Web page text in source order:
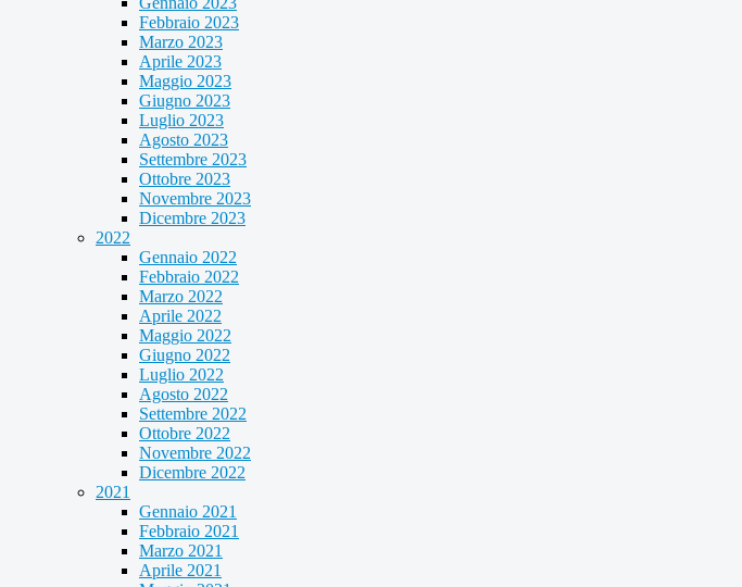
Febbraio 2023
Marzo 2023
Aprile 2023
Maggio 2023
Giugno 2023
Luglio 2023
Agosto 2023
Settembre 2023
Ottobre 2023
Novembre 2023
Dicembre 2023
2022
Gennaio 2022
Febbraio 2022
Marzo 2022
Aprile 2022
Maggio 2022
Giugno 2022
Luglio 2022
Agosto 2022
Settembre 2022
Ottobre 2022
Novembre 2022
Dicembre 2022
2021
Gennaio 2021
Febbraio 2021
Marzo 2021
Aprile 2021